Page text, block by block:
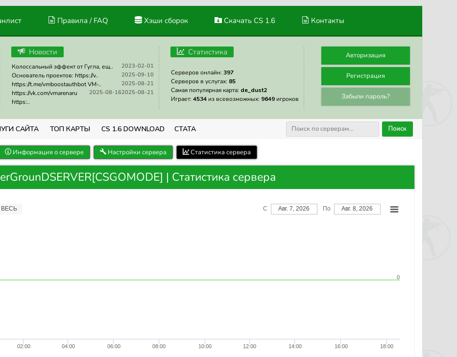
Правила / FAQ Хэши сборок Скачать CS 1.6 Контакты
Новости
2023-02-01
Колоссальный эффект от Гугла, ещ..
2025-09-10
Основатель проектов: https://v..
2025-08-21
https://t.me/vmboostauthbot VM-..
2025-08-21
2025-08-16
https://vk.com/vmarenaru
https:..
Статистика
Серверов онлайн: 397
Серверов в услугах: 85
Самая популярная карта: de_dust2
Играет: 4534 из всевозможных: 9649 игроков
Авторизация
Регистрация
Забыли пароль?
САЙТА ТОП КАРТЫ CS 1.6 DOWNLOAD СТАТА Поиск
Информация о сервере Настройки сервера Статистика сервера
| Статистика сервера
ВЕСЬ С Авг. 7, 2026 По Авг. 8, 2026
02:00 04:00 06:00 08:00 10:00 12:00 14:00 16:00 18:00
0